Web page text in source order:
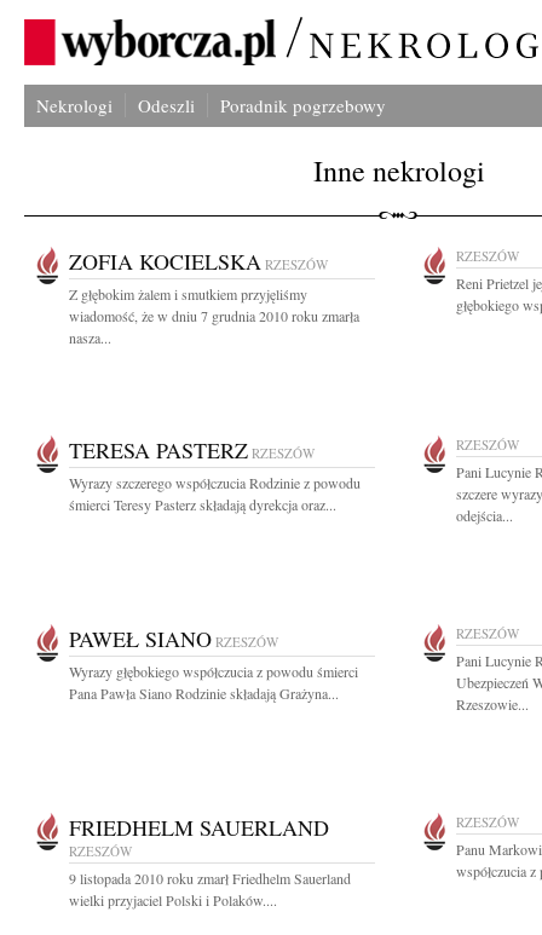
Nekrologi Odeszli Poradnik pogrzebowy
Inne nekrologi
ZOFIA KOCIELSKA RZESZÓW
Z głębokim żalem i smutkiem przyjęliśmy
wiadomość, że w dniu 7 grudnia 2010 roku zmarła
nasza...
RZESZÓW
Reni Prietzel
głębokiego
TERESA PASTERZ RZESZÓW
Wyrazy szczerego współczucia Rodzinie z powodu
śmierci Teresy Pasterz składają dyrekcja oraz...
RZESZÓW
Pani Lucynie
szczere
odejścia...
PAWEŁ SIANO RZESZÓW
Wyrazy głębokiego współczucia z powodu śmierci
Pana Pawła Siano Rodzinie składają Grażyna...
RZESZÓW
Pani Lucynie
Ubezpieczeń
Rzeszowie...
FRIEDHELM SAUERLAND
RZESZÓW
9 listopada 2010 roku zmarł Friedhelm Sauerland
wielki przyjaciel Polski i Polaków....
RZESZÓW
Panu
współczucia